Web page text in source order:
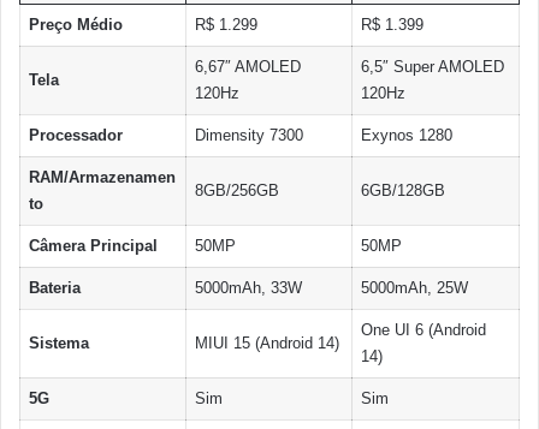
Preço Médio R$ 1.299 R$ 1.399
Tela
6,67″ AMOLED
120Hz
6,5″ Super AMOLED
120Hz
Processador Dimensity 7300 Exynos 1280
RAM/Armazenamen
to
8GB/256GB 6GB/128GB
Câmera Principal 50MP 50MP
Bateria 5000mAh, 33W 5000mAh, 25W
Sistema MIUI 15 (Android 14)
One UI 6 (Android
14)
5G Sim Sim